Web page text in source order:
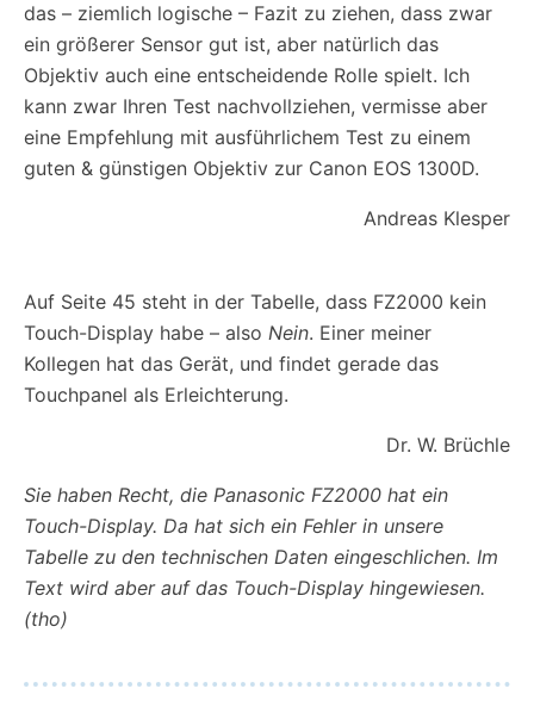
das – ziemlich logische – Fazit zu ziehen, dass zwar
ein größerer Sensor gut ist, aber natürlich das
Objektiv auch eine entscheidende Rolle spielt. Ich
kann zwar Ihren Test nachvollziehen, vermisse aber
eine Empfehlung mit ausführlichem Test zu einem
guten & günstigen Objektiv zur Canon EOS 1300D.
Andreas Klesper
Auf Seite 45 steht in der Tabelle, dass FZ2000 kein
Touch-Display habe – also Nein. Einer meiner
Kollegen hat das Gerät, und findet gerade das
Touchpanel als Erleichterung.
Dr. W. Brüchle
Sie haben Recht, die Panasonic FZ2000 hat ein
Touch-Display. Da hat sich ein Fehler in unsere
Tabelle zu den technischen Daten eingeschlichen. Im
Text wird aber auf das Touch-Display hingewiesen.
(tho)